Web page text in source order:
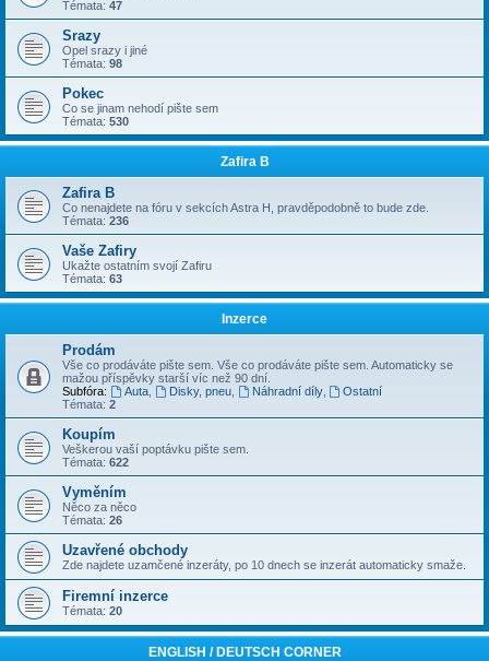
Témata: 47
Srazy
Opel srazy i jiné
Témata: 98
Pokec
Co se jinam nehodí pište sem
Témata: 530
Zafira B
Zafira B
Co nenajdete na fóru v sekcích Astra H, pravděpodobně to bude zde.
Témata: 236
Vaše Zafiry
Ukažte ostatním svojí Zafiru
Témata: 63
Inzerce
Prodám
Vše co prodáváte pište sem. Vše co prodáváte pište sem. Automaticky se
mažou příspěvky starší víc než 90 dní.
Subfóra:
Auta, Disky, pneu, Náhradní díly,
Ostatní
Témata: 2
Koupím
Veškerou vaší poptávku pište sem.
Témata: 622
Vyměním
Něco za něco
Témata: 26
Uzavřené obchody
Zde najdete uzamčené inzeráty, po 10 dnech se inzerát automaticky smaže.
Firemní inzerce
Témata: 20
ENGLISH / DEUTSCH CORNER